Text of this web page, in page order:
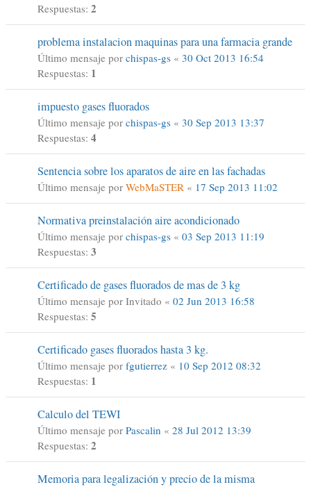
Respuestas: 2
problema instalacion maquinas para una farmacia grande
Último mensaje por chispas-gs « 30 Oct 2013 16:54
Respuestas: 1
impuesto gases fluorados
Último mensaje por chispas-gs « 30 Sep 2013 13:37
Respuestas: 4
Sentencia sobre los aparatos de aire en las fachadas
Último mensaje por WebMaSTER « 17 Sep 2013 11:02
Normativa preinstalación aire acondicionado
Último mensaje por chispas-gs « 03 Sep 2013 11:19
Respuestas: 3
Certificado de gases fluorados de mas de 3 kg
Último mensaje por Invitado « 02 Jun 2013 16:58
Respuestas: 5
Certificado gases fluorados hasta 3 kg.
Último mensaje por fgutierrez « 10 Sep 2012 08:32
Respuestas: 1
Calculo del TEWI
Último mensaje por Pascalin « 28 Jul 2012 13:39
Respuestas: 2
Memoria para legalización y precio de la misma